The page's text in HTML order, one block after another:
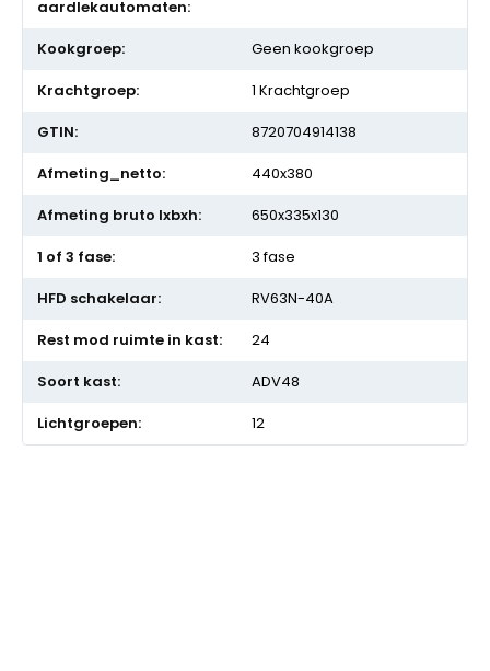
Geen kookgroep
1 Krachtgroep
8720704914138
440x380
650x335x130
3 fase
RV63N-40A
24
ADV48
12